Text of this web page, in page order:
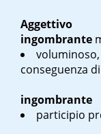
Aggettivo
ingombrante
conseguenza
ingombrante
participio